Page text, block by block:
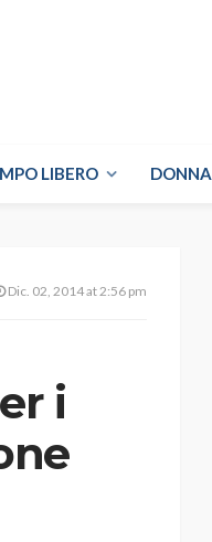
LIBERO DONNA
Dic. 02, 2014 at 2:56 pm
i